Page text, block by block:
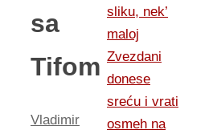
sa
Tifom
Vladimir
sliku, nek’
maloj
Zvezdani
donese
sreću i vrati
osmeh na